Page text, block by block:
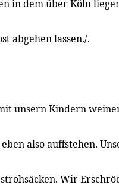
in dem über Köln
abgehen lassen./.
unsern Kindern
also auffstehen.
Wir